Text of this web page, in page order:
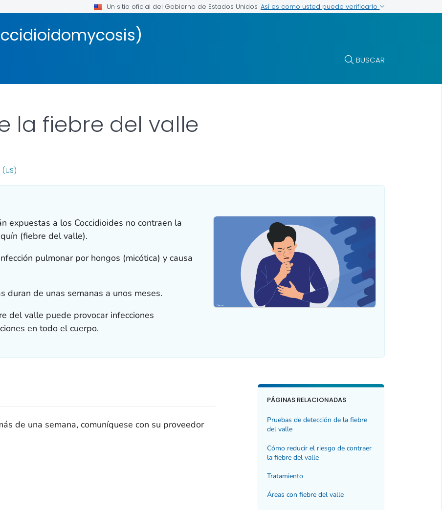
Un sitio oficial del Gobierno de Estados Unidos Así es como usted puede verificarlo
BUSCAR
la fiebre del valle
DETAILS.
(US)
expuestas a los Coccidioides no contraen la
(fiebre del valle).
pulmonar por hongos (micótica) y causa
duran de unas semanas a unos meses.
del valle puede provocar infecciones
en todo el cuerpo.
de una semana, comuníquese con su proveedor
PÁGINAS RELACIONADAS
Pruebas de detección de la fiebre
del valle
Cómo reducir el riesgo de contraer
la fiebre del valle
Tratamiento
Áreas con fiebre del valle